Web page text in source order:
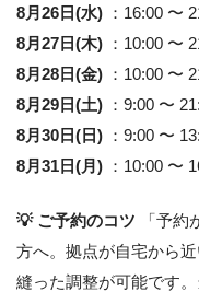
8月26日(水)
：16:00 〜
8月27日(木)
：10:00 〜
8月28日(金)
：10:00 〜
8月29日(土)
：9:00 〜
8月30日(日)
：9:00 〜
8月31日(月)
：10:00 〜
💡 ご予約のコツ 「予約
方へ。拠点が自宅から
縫った調整が可能です